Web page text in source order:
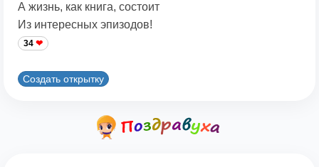
А жизнь, как книга, состоит
Из интересных эпизодов!
34
Создать открытку